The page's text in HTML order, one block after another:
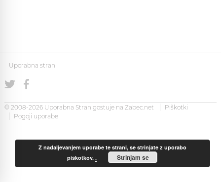
Uporabna stran
© 2008-2026 Uporabna Stran gostuje na Zabec.net
Piškotki
Pogoji uporabe
Z nadaljevanjem uporabe te strani, se strinjate z uporabo
piškotkov.. Strinjam se